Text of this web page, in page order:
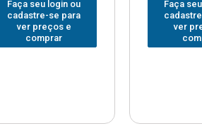
Faça seu login ou
cadastre-se para
ver preços e
comprar
Faça
ver